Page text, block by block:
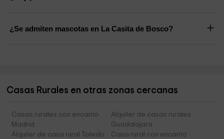
¿Se admiten mascotas en La Casita de Bosco?
Casas Rurales en otras zonas cercanas
Casas rurales con encanto
Madrid
Alquiler de casas rurales
Guadalajara
Alquiler de casa rural Toledo
Casa rural con encanto